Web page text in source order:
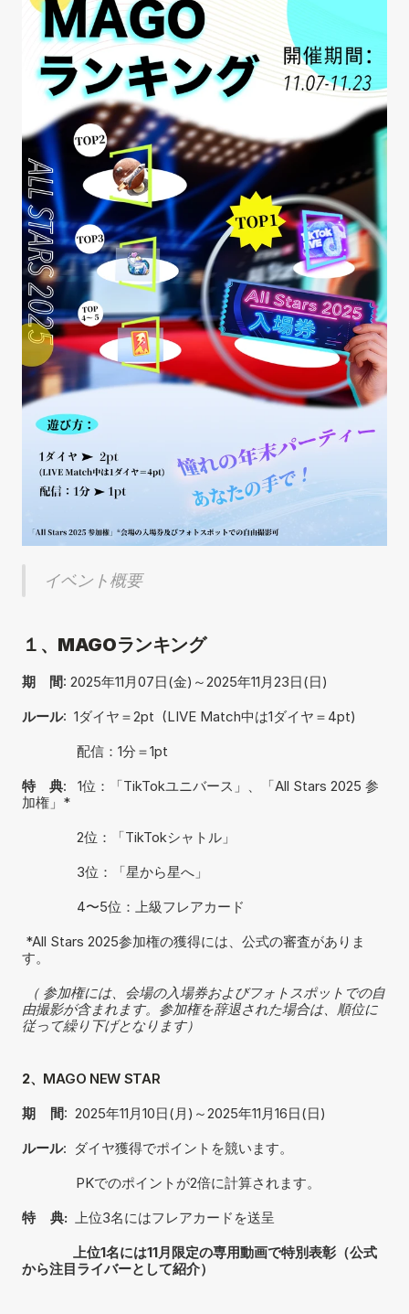
イベント概要
１、MAGOランキング
期　間: 2025年11月07日(金)～2025年11月23日(日)
ルール:  1ダイヤ＝2pt  (LIVE Match中は1ダイヤ＝4pt)
配信：1分＝1pt
特　典:   1位：「TikTokユニバース」、「All Stars 2025 参
加権」*
               2位：「TikTokシャトル」
               3位：「星から星へ」
               4〜5位：上級フレアカード
*All Stars 2025参加権の獲得には、公式の審査がありま
す。
（ 参加権には、会場の入場券およびフォトスポットでの自
由撮影が含まれます。参加権を辞退された場合は、順位に
従って繰り下げとなります）
2、 MAGO NEW STAR
期    間:  2025年11月10日(月)～2025年11月16日(日)
ルール:  ダイヤ獲得でポイントを競います。
PKでのポイントが2倍に計算されます。
特    典: 上位3名にはフレアカードを送呈
  上位1名には11月限定の専用動画で特別表彰（公式
から注目ライバーとして紹介）